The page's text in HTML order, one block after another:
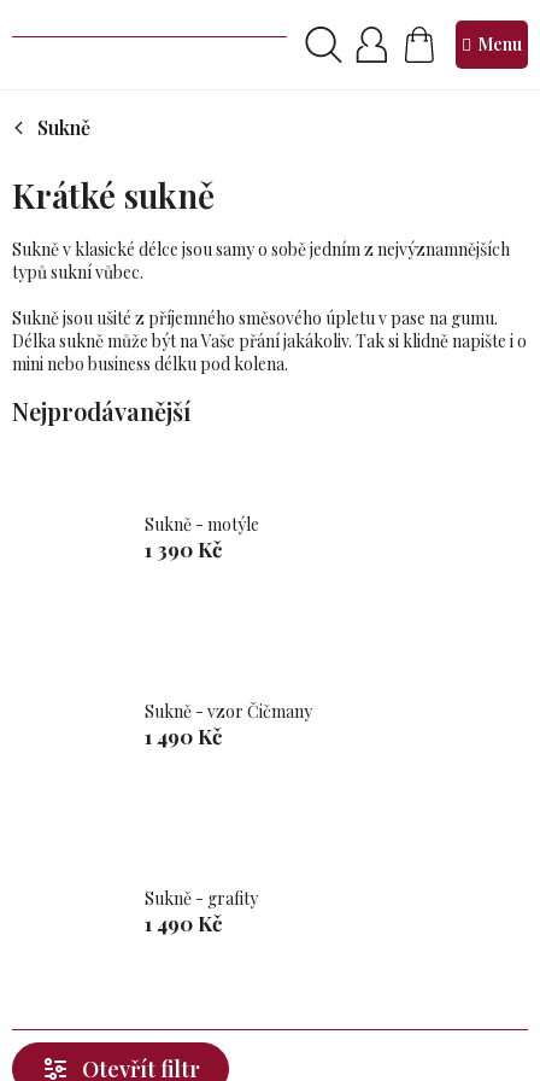
na
NÁKUPNÍ
KOŠÍK
Sukně
Krátké sukně
Sukně v klasické délce jsou samy o sobě jedním z nejvýznamnějších
typů sukní vůbec.
Sukně jsou ušité z příjemného směsového úpletu v pase na gumu.
Délka sukně může být na Vaše přání jakákoliv. Tak si klidně napište i o
mini nebo business délku pod kolena.
Nejprodávanější
Sukně - motýle
1 390 Kč
Sukně - vzor Čičmany
1 490 Kč
Sukně - grafity
1 490 Kč
Otevřít filtr